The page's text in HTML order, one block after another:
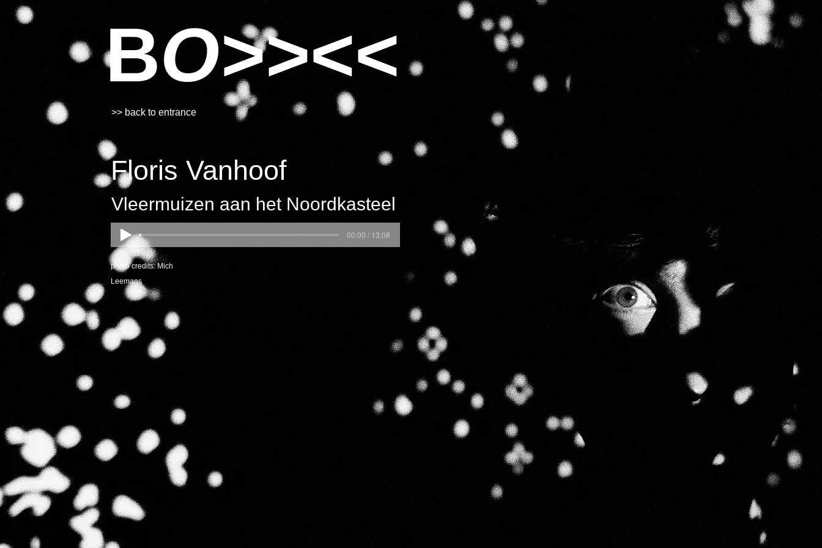
BO>><<
>> back to entrance
Floris Vanhoof
Vleermuizen aan het Noordkasteel
00:00 / 13:08
photo credits: Mich
Leemans